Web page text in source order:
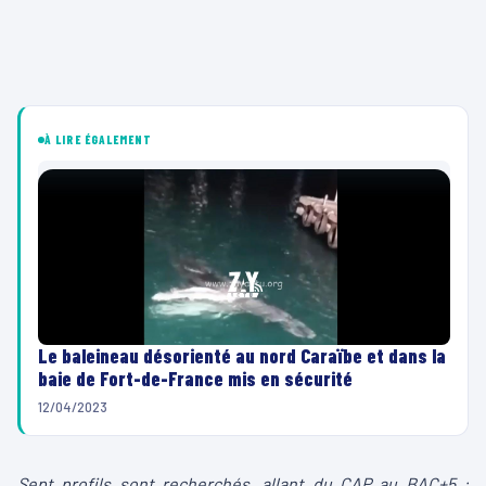
À LIRE ÉGALEMENT
Le baleineau désorienté au nord Caraïbe et dans la
baie de Fort-de-France mis en sécurité
12/04/2023